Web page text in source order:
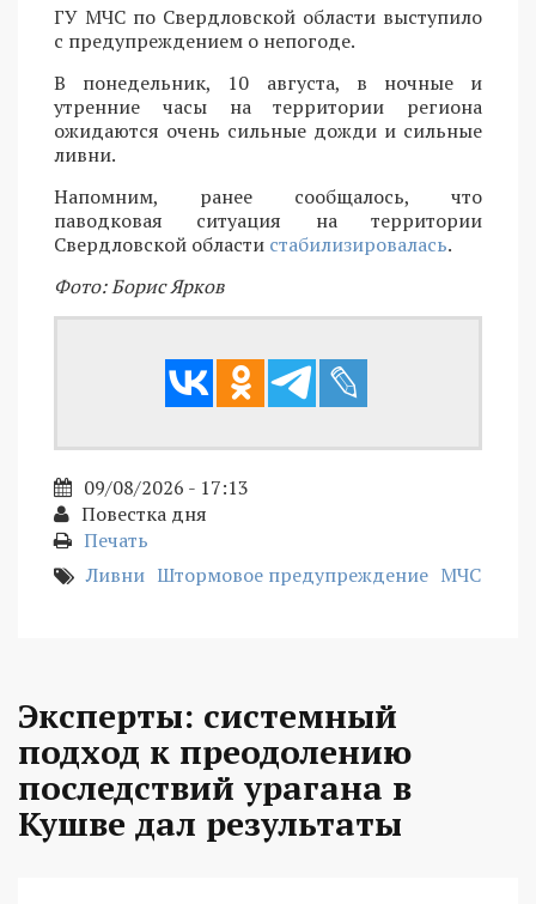
ГУ МЧС по Свердловской области выступило
с предупреждением о непогоде.
В понедельник, 10 августа, в ночные и
утренние часы на территории региона
ожидаются очень сильные дожди и сильные
ливни.
Напомним, ранее сообщалось, что
паводковая ситуация на территории
Свердловской области стабилизировалась.
Фото: Борис Ярков
09/08/2026 - 17:13
Повестка дня
Печать
Ливни Штормовое предупреждение МЧС
Эксперты: системный
подход к преодолению
последствий урагана в
Кушве дал результаты